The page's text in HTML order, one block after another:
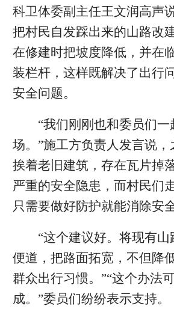
科卫体委副主任王文润高声
把村民自发踩出来的山路改
在修建时把坡度降低，并在
装栏杆，这样既解决了出行
安全问题。
“我们刚刚也和委员们
场。”施工方负责人发言说
挨着老旧建筑，存在瓦片掉
严重的安全隐患，而村民们
只需要做好防护就能消除安
“这个建议好。将现有
便道，把路面拓宽，不但降
群众出行习惯。”“这个办法
成。”委员们纷纷表示支持。